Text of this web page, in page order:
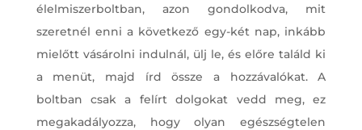
élelmiszerboltban, azon gondolkodva, mit
szeretnél enni a következő egy-két nap, inkább
mielőtt vásárolni indulnál, ülj le, és előre találd ki
a menüt, majd írd össze a hozzávalókat. A
boltban csak a felírt dolgokat vedd meg, ez
megakadályozza, hogy olyan egészségtelen